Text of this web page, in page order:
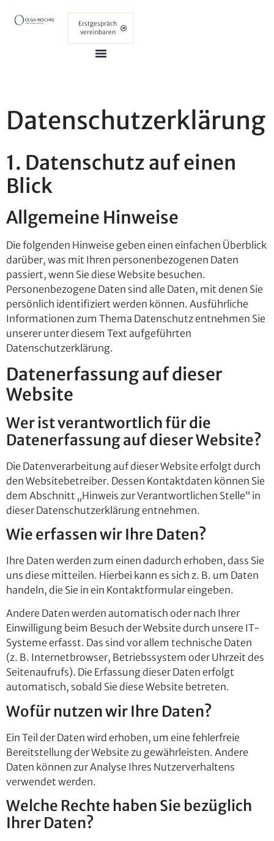
Erstgespräch
vereinbaren
Datenschutzerklärung
1. Datenschutz auf einen
Blick
Allgemeine Hinweise
Die folgenden Hinweise geben einen einfachen Überblick
darüber, was mit Ihren personenbezogenen Daten
passiert, wenn Sie diese Website besuchen.
Personenbezogene Daten sind alle Daten, mit denen Sie
persönlich identifiziert werden können. Ausführliche
Informationen zum Thema Datenschutz entnehmen Sie
unserer unter diesem Text aufgeführten
Datenschutzerklärung.
Datenerfassung auf dieser
Website
Wer ist verantwortlich für die
Datenerfassung auf dieser Website?
Die Datenverarbeitung auf dieser Website erfolgt durch
den Websitebetreiber. Dessen Kontaktdaten können Sie
dem Abschnitt „Hinweis zur Verantwortlichen Stelle“ in
dieser Datenschutzerklärung entnehmen.
Wie erfassen wir Ihre Daten?
Ihre Daten werden zum einen dadurch erhoben, dass Sie
uns diese mitteilen. Hierbei kann es sich z. B. um Daten
handeln, die Sie in ein Kontaktformular eingeben.
Andere Daten werden automatisch oder nach Ihrer
Einwilligung beim Besuch der Website durch unsere IT-
Systeme erfasst. Das sind vor allem technische Daten
(z. B. Internetbrowser, Betriebssystem oder Uhrzeit des
Seitenaufrufs). Die Erfassung dieser Daten erfolgt
automatisch, sobald Sie diese Website betreten.
Wofür nutzen wir Ihre Daten?
Ein Teil der Daten wird erhoben, um eine fehlerfreie
Bereitstellung der Website zu gewährleisten. Andere
Daten können zur Analyse Ihres Nutzerverhaltens
verwendet werden.
Welche Rechte haben Sie bezüglich
Ihrer Daten?